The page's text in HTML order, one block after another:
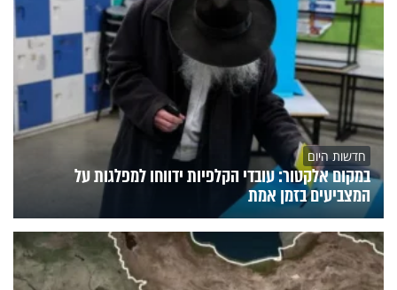
חדשות היום
במקום אלקטור: עובדי הקלפיות ידווחו למפלגות על
המצביעים בזמן אמת